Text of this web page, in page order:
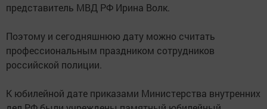
представитель МВД РФ Ирина Волк.
Поэтому и сегодняшнюю дату можно считать
профессиональным праздником сотрудников
российской полиции.
К юбилейной дате приказами Министерства внутренних